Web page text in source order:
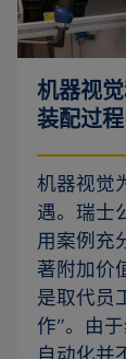
机器视
装配过
机器视觉
遇。瑞士
用案例充
著附加价
是取代员
作”。由